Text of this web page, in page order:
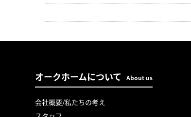
オークホームについて About us
会社概要/私たちの考え